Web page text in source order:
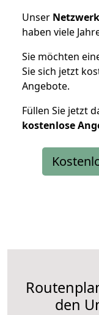
Unser Netzwerk
haben viele
Sie möchten
Sie sich jetzt
Angebote.
Füllen Sie jetzt
kostenlose
den